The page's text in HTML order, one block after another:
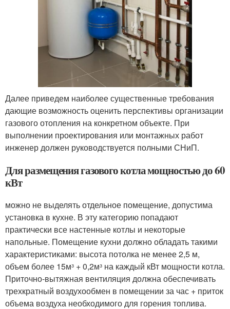
Далее приведем наиболее существенные требования
дающие возможность оценить перспективы организации
газового отопления на конкретном объекте. При
выполнении проектирования или монтажных работ
инженер должен руководствуется полными СНиП.
Для размещения газового котла мощностью до 60
кВт
можно не выделять отдельное помещение, допустима
установка в кухне. В эту категорию попадают
практически все настенные котлы и некоторые
напольные. Помещение кухни должно обладать такими
характеристиками: высота потолка не менее 2,5 м,
объем более 15мᶟ + 0,2мᶟ на каждый кВт мощности котла.
Приточно-вытяжная вентиляция должна обеспечивать
трехкратный воздухообмен в помещении за час + приток
объема воздуха необходимого для горения топлива.